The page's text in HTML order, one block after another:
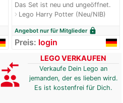
Das Set ist neu und ungeöffnet.
navigate_nextLego Harry Potter (Neu/NIB)
Angebot nur für Mitglieder lock
Preis: login
compare_arrows
group
LEGO VERKAUFEN
Verkaufe Dein Lego an
jemanden, der es lieben wird.
Es ist kostenfrei für Dich.